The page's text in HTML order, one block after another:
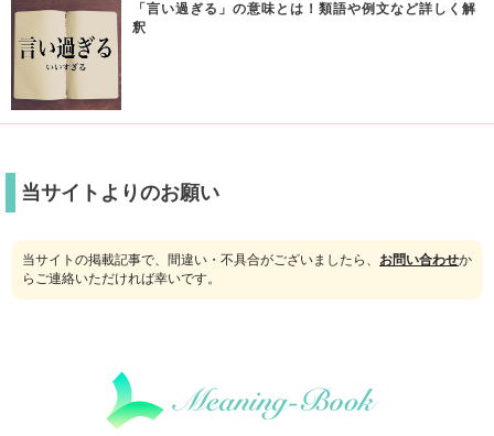
「言い過ぎる」の意味とは！類語や例文など詳しく解
釈
当サイトよりのお願い
当サイトの掲載記事で、間違い・不具合がございましたら、 お問い合わせか
らご連絡いただければ幸いです。